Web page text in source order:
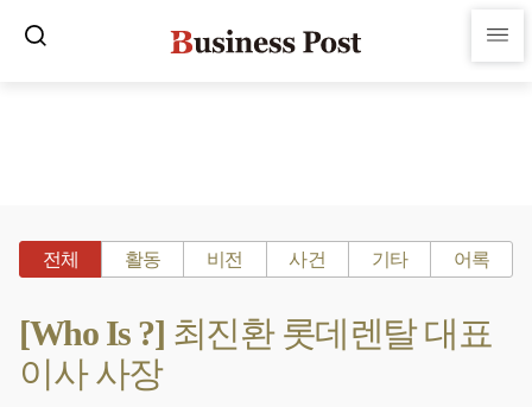
전체 활동 비전 사건 기타 어록
[Who Is ?] 최진환 롯데렌탈 대표
이사 사장